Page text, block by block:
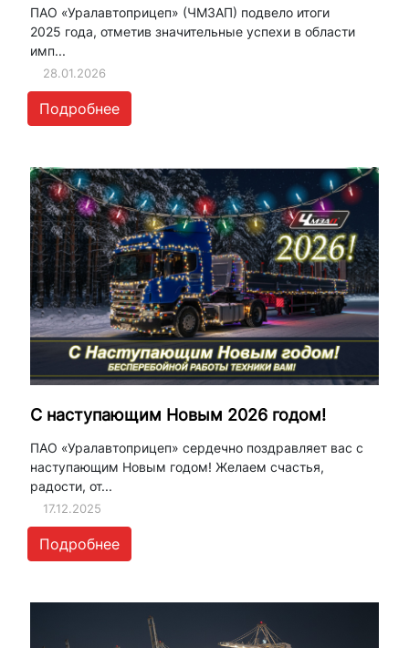
ПАО «Уралавтоприцеп» (ЧМЗАП) подвело итоги
2025 года, отметив значительные успехи в области
имп...
28.01.2026
Подробнее
С наступающим Новым 2026 годом!
ПАО «Уралавтоприцеп» сердечно поздравляет вас с
наступающим Новым годом! Желаем счастья,
радости, от...
17.12.2025
Подробнее